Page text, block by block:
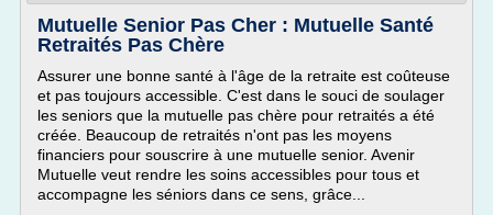
Mutuelle Senior Pas Cher : Mutuelle Santé
Retraités Pas Chère
Assurer une bonne santé à l'âge de la retraite est coûteuse
et pas toujours accessible. C'est dans le souci de soulager
les seniors que la mutuelle pas chère pour retraités a été
créée. Beaucoup de retraités n'ont pas les moyens
financiers pour souscrire à une mutuelle senior. Avenir
Mutuelle veut rendre les soins accessibles pour tous et
accompagne les séniors dans ce sens, grâce...